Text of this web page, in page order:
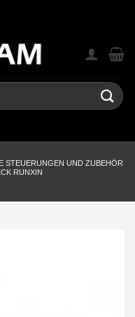
STEUERUNGEN UND ZUBEHÖR
RUNXIN